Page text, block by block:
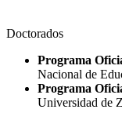
Doctorados
Programa
Nacional de
Programa
Universidad de